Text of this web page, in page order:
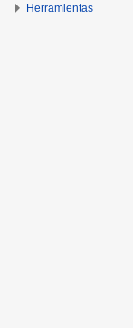
Herramientas